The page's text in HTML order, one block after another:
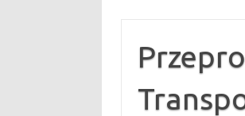
treści